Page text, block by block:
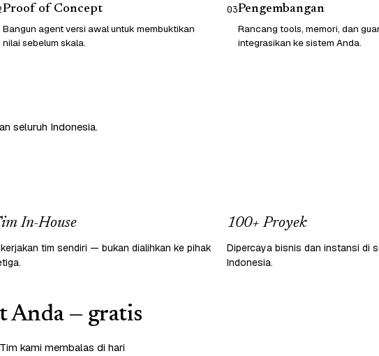
Proof of Concept
Bangun agent versi awal untuk membuktikan
nilai sebelum skala.
03Pengembangan
Rancang tools, memori, dan
integrasikan ke sistem Anda.
seluruh Indonesia.
In-House
tim sendiri — bukan dialihkan ke pihak
100+ Proyek
Dipercaya bisnis dan instansi di
Indonesia.
Anda — gratis
kami membalas di hari